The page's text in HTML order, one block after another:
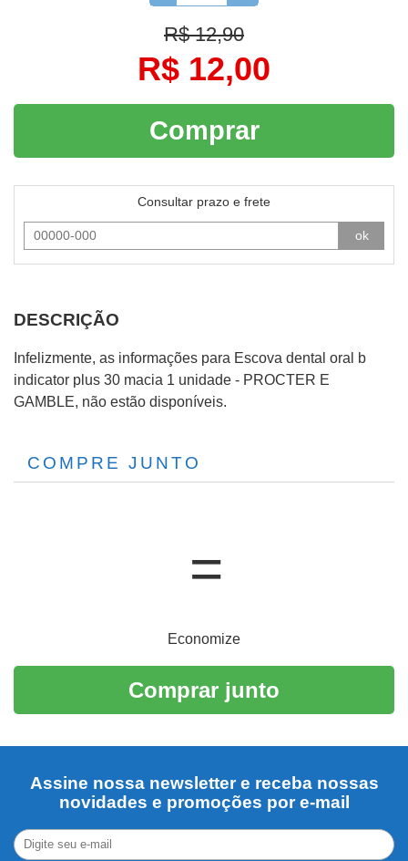
R$ 12,90
R$ 12,00
Comprar
Consultar prazo e frete
ok
DESCRIÇÃO
Infelizmente, as informações para Escova dental oral b
indicator plus 30 macia 1 unidade - PROCTER E
GAMBLE, não estão disponíveis.
COMPRE JUNTO
Economize
Comprar junto
Assine nossa newsletter e receba nossas
novidades e promoções por e-mail